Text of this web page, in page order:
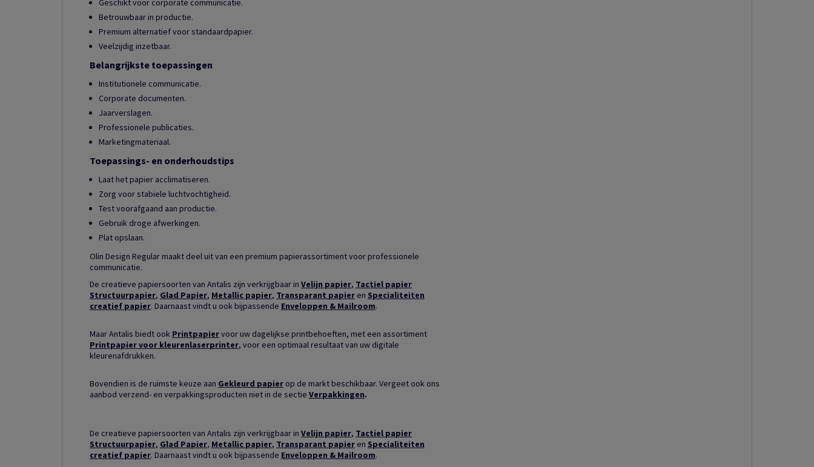
Geschikt voor corporate communicatie.
Betrouwbaar in productie.
Premium alternatief voor standaardpapier.
Veelzijdig inzetbaar.
Belangrijkste toepassingen
Institutionele communicatie.
Corporate documenten.
Jaarverslagen.
Professionele publicaties.
Marketingmateriaal.
Toepassings- en onderhoudstips
Laat het papier acclimatiseren.
Zorg voor stabiele luchtvochtigheid.
Test voorafgaand aan productie.
Gebruik droge afwerkingen.
Plat opslaan.
Olin Design Regular maakt deel uit van een premium papierassortiment voor professionele
communicatie.
De creatieve papiersoorten van Antalis zijn verkrijgbaar in Velijn papier, Tactiel papier
Structuurpapier, Glad Papier, Metallic papier, Transparant papier en Specialiteiten
creatief papier. Daarnaast vindt u ook bijpassende Enveloppen & Mailroom.
Maar Antalis biedt ook Printpapiervoor uw dagelijkse printbehoeften, met een assortiment
Printpapier voor kleurenlaserprinter, voor een optimaal resultaat van uw digitale
kleurenafdrukken.
Bovendien is de ruimste keuze aan Gekleurd papier op de markt beschikbaar. Vergeet ook ons
aanbod verzend- en verpakkingsproducten niet in de sectie Verpakkingen.
De creatieve papiersoorten van Antalis zijn verkrijgbaar in Velijn papier, Tactiel papier
Structuurpapier, Glad Papier, Metallic papier, Transparant papier en Specialiteiten
creatief papier. Daarnaast vindt u ook bijpassende Enveloppen & Mailroom.